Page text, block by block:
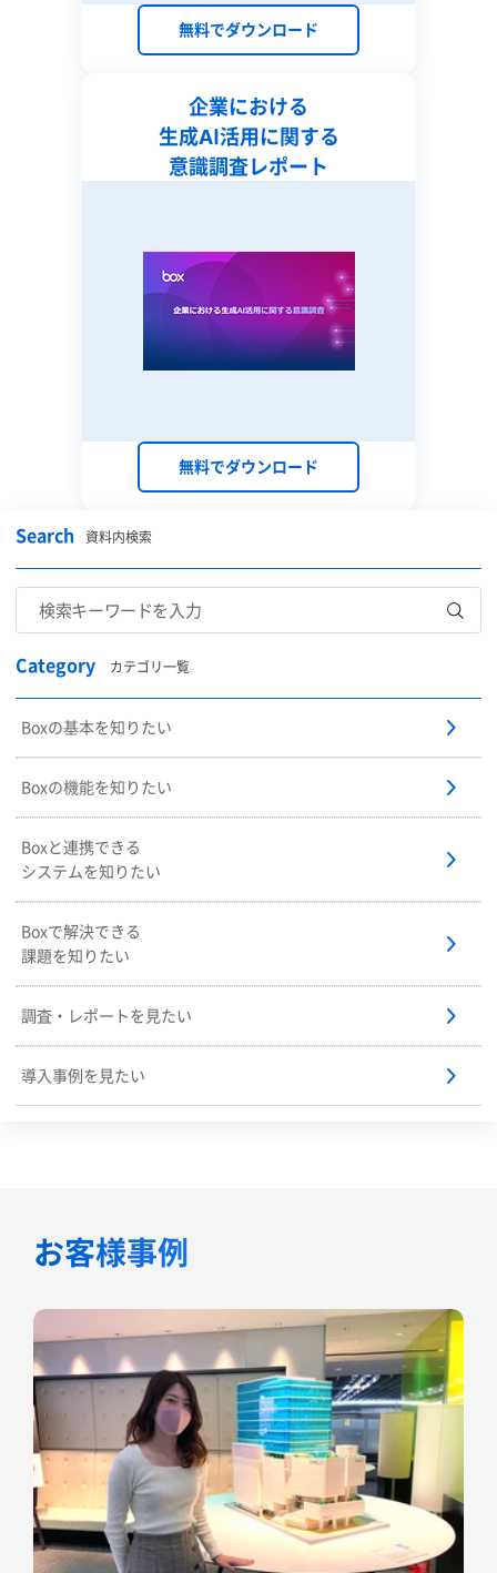
無料でダウンロード
企業における
生成AI活用に関する
意識調査レポート
無料でダウンロード
Search 資料内検索
Category カテゴリ一覧
Boxの基本を知りたい
Boxの機能を知りたい
Boxと連携できる
システムを知りたい
Boxで解決できる
課題を知りたい
調査・レポートを見たい
導入事例を見たい
お客様事例